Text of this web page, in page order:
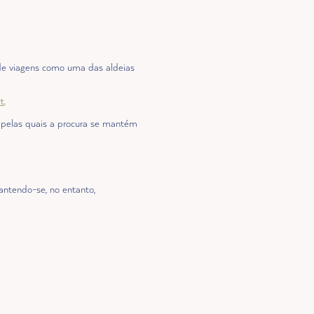
viagens como uma das aldeias
.
quais a procura se mantém
se, no entanto,